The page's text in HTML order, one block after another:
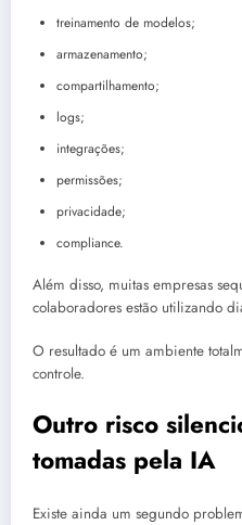
treinamento de modelos;
armazenamento;
compartilhamento;
logs;
integrações;
permissões;
privacidade;
compliance.
Além disso, muitas empresas
colaboradores estão utilizando
O resultado é um ambiente
controle.
Outro risco
tomadas pela IA
Existe ainda um segundo